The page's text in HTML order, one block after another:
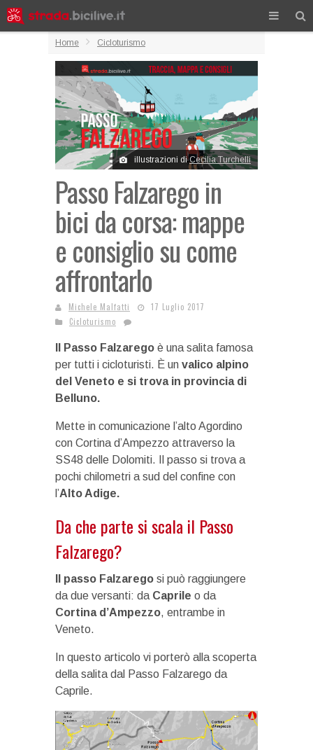
Home Cicloturismo
illustrazioni diCecilia Turchelli
Passo Falzarego in
bici da corsa: mappe
e consiglio su come
affrontarlo
Michele Malfatti
17 Luglio 2017
Cicloturismo
Il Passo Falzarego è una salita famosa
per tutti i cicloturisti. È un valico alpino
del Veneto e si trova in provincia di
Belluno.
Mette in comunicazione l’alto Agordino
con Cortina d’Ampezzo attraverso la
SS48 delle Dolomiti. Il passo si trova a
pochi chilometri a sud del confine con
l’Alto Adige.
Da che parte si scala il Passo
Falzarego?
Il passo Falzarego si può raggiungere
da due versanti: da Caprile o da
Cortina d’Ampezzo, entrambe in
Veneto.
In questo articolo vi porterò alla scoperta
della salita dal Passo Falzarego da
Caprile.